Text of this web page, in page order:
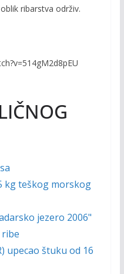
ribarstva održiv.
kg teškog morskog
jezero 2006"
ribe
upecao štuku od 16